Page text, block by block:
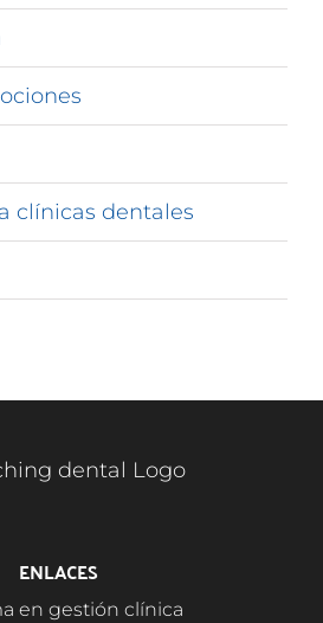
clínicas dentales
ENLACES
en gestión clínica